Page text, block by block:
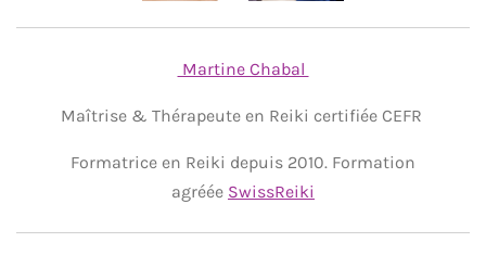
Martine Chabal
Maîtrise & Thérapeute en Reiki certifiée CEFR
Formatrice en Reiki depuis 2010. Formation
agréée SwissReiki